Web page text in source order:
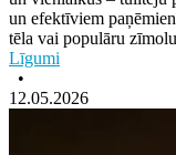
un efektīviem
tēla vai populāru
Līgumi
•
12.05.2026